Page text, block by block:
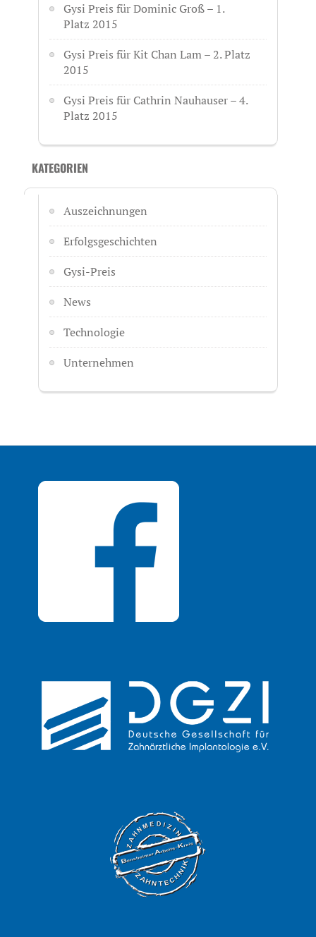
Gysi Preis für Dominic Groß – 1.
Platz 2015
Gysi Preis für Kit Chan Lam – 2. Platz
2015
Gysi Preis für Cathrin Nauhauser – 4.
Platz 2015
KATEGORIEN
Auszeichnungen
Erfolgsgeschichten
Gysi-Preis
News
Technologie
Unternehmen